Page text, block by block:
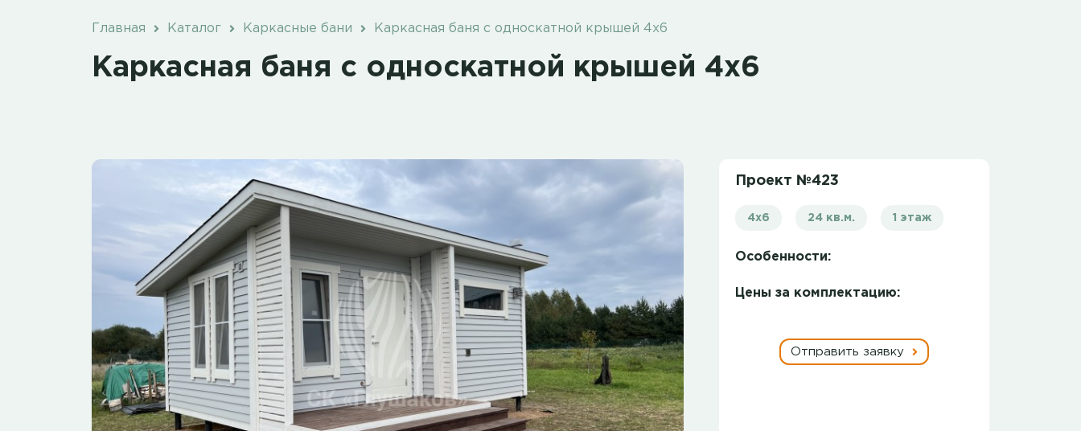
Главная Каталог Каркасные бани Каркасная баня с односкатной крышей 4х6
Каркасная баня с односкатной крышей 4х6
Проект №423
4х6 24 кв.м. 1 этаж
Особенности:
Цены за комплектацию:
Отправить заявку